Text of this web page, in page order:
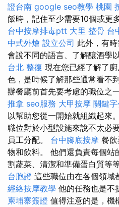
證台南 google seo教學 桃園
飯時，記住至少需要10個或更
台中按摩排毒ptt 大里 整骨 台
中式外燴 設立公司 此外，有
會說不同的語言、了解釀酒學
台北 整復 現在您已經了解了
色，是時候了解那些通常看不
辦餐廳前首先要考慮的職位之
推拿 seo服務 大甲按摩 關鍵字
以幫助您從一開始就組織起來。
職位對於小型設施來說不太必
員工分配。 台中腳底按摩 餐
物和飲料。 他們還負責每個站
割蔬菜、清潔和準備蛋白質等
台胞證 這些職位由在各個領域
經絡按摩教學 他的任務也是不
柬埔寨簽證 值得注意的是，機